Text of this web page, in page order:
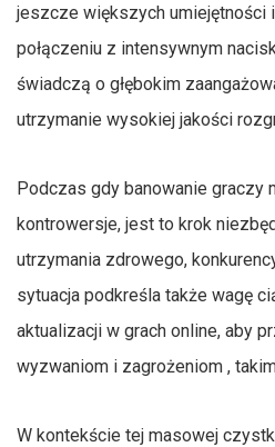
jeszcze większych umiejętności
połączeniu z intensywnym
świadczą o głębokim
utrzymanie wysokiej jakości
Podczas gdy banowanie graczy
kontrowersje, jest to krok
utrzymania zdrowego,
sytuacja podkreśla także wagę
aktualizacji w grach online, aby
wyzwaniom i zagrożeniom ,
W kontekście tej masowej